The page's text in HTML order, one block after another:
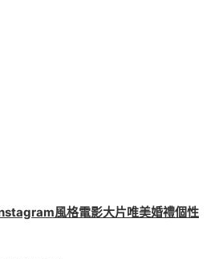
風格電影大片唯美婚禮個性